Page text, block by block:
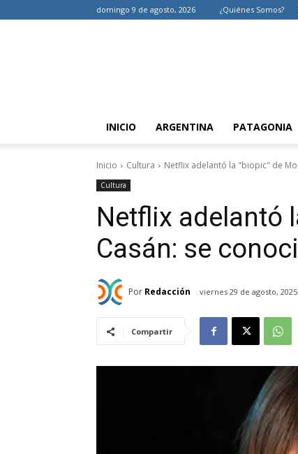
domingo 9 de agosto, 2026 ¿Quiénes Somos?
INICIO ARGENTINA PATAGONIA
Inicio Cultura Netflix adelantó la "biopic" de
Cultura
Netflix adelantó
Casán: se
Por Redacción viernes 29 de agosto, 2025
Compartir